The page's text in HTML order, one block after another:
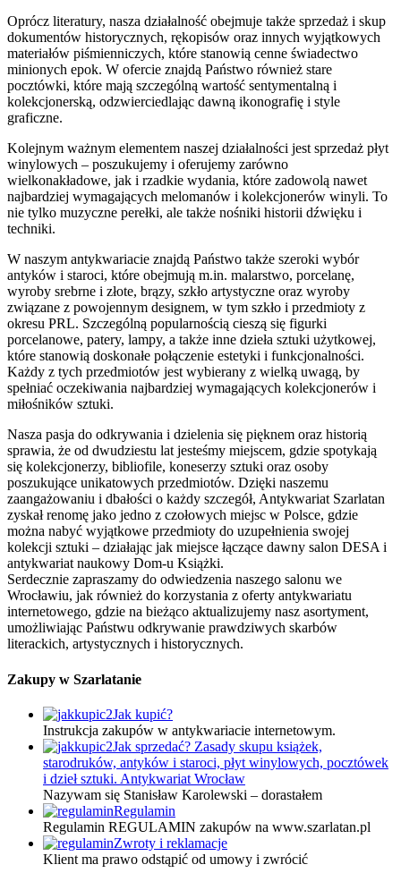
Oprócz literatury, nasza działalność obejmuje także sprzedaż i skup
dokumentów historycznych, rękopisów oraz innych wyjątkowych
materiałów piśmienniczych, które stanowią cenne świadectwo
minionych epok. W ofercie znajdą Państwo również stare
pocztówki, które mają szczególną wartość sentymentalną i
kolekcjonerską, odzwierciedlając dawną ikonografię i style
graficzne.
Kolejnym ważnym elementem naszej działalności jest sprzedaż płyt
winylowych – poszukujemy i oferujemy zarówno
wielkonakładowe, jak i rzadkie wydania, które zadowolą nawet
najbardziej wymagających melomanów i kolekcjonerów winyli. To
nie tylko muzyczne perełki, ale także nośniki historii dźwięku i
techniki.
W naszym antykwariacie znajdą Państwo także szeroki wybór
antyków i staroci, które obejmują m.in. malarstwo, porcelanę,
wyroby srebrne i złote, brązy, szkło artystyczne oraz wyroby
związane z powojennym designem, w tym szkło i przedmioty z
okresu PRL. Szczególną popularnością cieszą się figurki
porcelanowe, patery, lampy, a także inne dzieła sztuki użytkowej,
które stanowią doskonałe połączenie estetyki i funkcjonalności.
Każdy z tych przedmiotów jest wybierany z wielką uwagą, by
spełniać oczekiwania najbardziej wymagających kolekcjonerów i
miłośników sztuki.
Nasza pasja do odkrywania i dzielenia się pięknem oraz historią
sprawia, że od dwudziestu lat jesteśmy miejscem, gdzie spotykają
się kolekcjonerzy, bibliofile, koneserzy sztuki oraz osoby
poszukujące unikatowych przedmiotów. Dzięki naszemu
zaangażowaniu i dbałości o każdy szczegół, Antykwariat Szarlatan
zyskał renomę jako jedno z czołowych miejsc w Polsce, gdzie
można nabyć wyjątkowe przedmioty do uzupełnienia swojej
kolekcji sztuki – działając jak miejsce łączące dawny salon DESA i
antykwariat naukowy Dom-u Książki.
Serdecznie zapraszamy do odwiedzenia naszego salonu we
Wrocławiu, jak również do korzystania z oferty antykwariatu
internetowego, gdzie na bieżąco aktualizujemy nasz asortyment,
umożliwiając Państwu odkrywanie prawdziwych skarbów
literackich, artystycznych i historycznych.
Zakupy w Szarlatanie
Jak kupić?
Instrukcja zakupów w antykwariacie internetowym.
Jak sprzedać? Zasady skupu książek,
starodruków, antyków i staroci, płyt winylowych, pocztówek
i dzieł sztuki. Antykwariat Wrocław
Nazywam się Stanisław Karolewski – dorastałem
Regulamin
Regulamin REGULAMIN zakupów na www.szarlatan.pl
Zwroty i reklamacje
Klient ma prawo odstąpić od umowy i zwrócić